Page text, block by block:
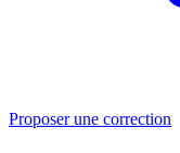
Proposer une correction